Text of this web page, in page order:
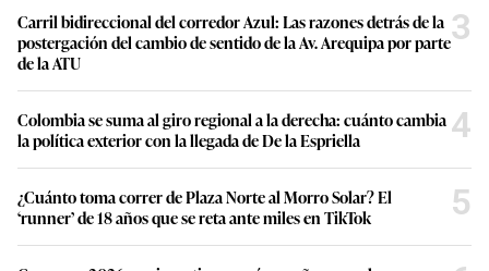
Carril bidireccional del corredor Azul: Las razones detrás de la
postergación del cambio de sentido de la Av. Arequipa por parte
de la ATU
3
Colombia se suma al giro regional a la derecha: cuánto cambia
la política exterior con la llegada de De la Espriella
4
¿Cuánto toma correr de Plaza Norte al Morro Solar? El
‘runner’ de 18 años que se reta ante miles en TikTok
5